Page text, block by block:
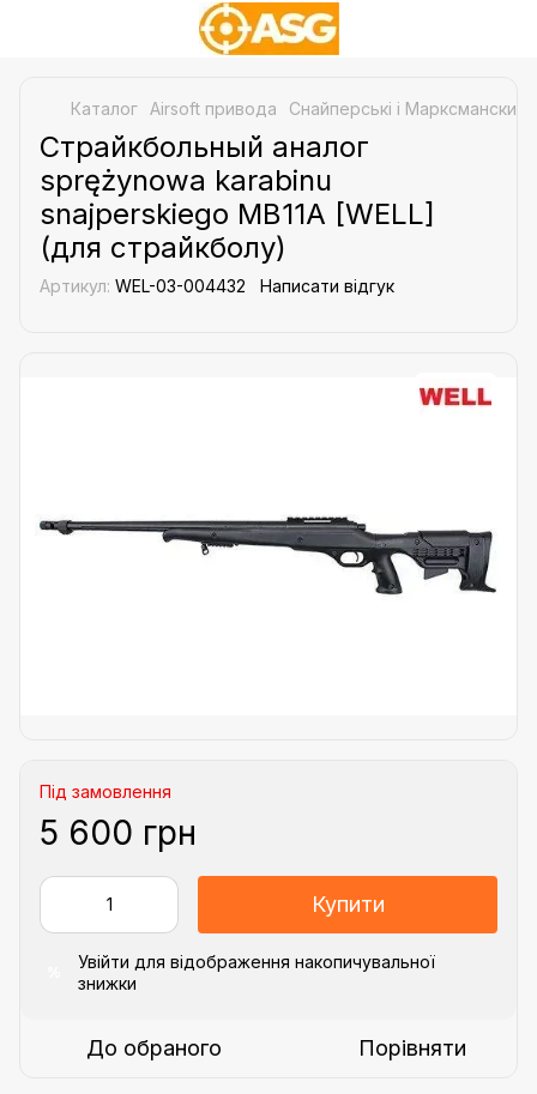
Каталог Airsoft привода Снайперські і Марксманские
Страйкбольный аналог
sprężynowa karabinu
snajperskiego MB11A [WELL]
(для страйкболу)
Артикул: WEL-03-004432 Написати відгук
Під замовлення
5 600 грн
Купити
Увійти для відображення накопичувальної
знижки
До обраного Порівняти